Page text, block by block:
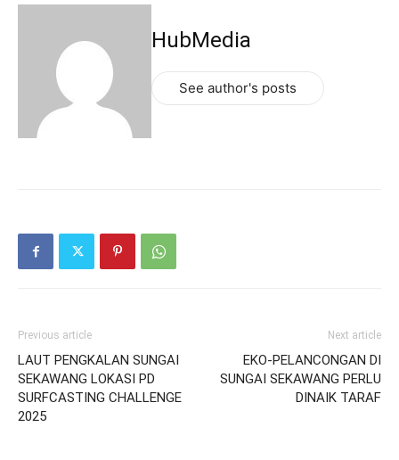
HubMedia
See author's posts
Previous article
LAUT PENGKALAN SUNGAI
SEKAWANG LOKASI PD
SURFCASTING CHALLENGE
2025
Next article
EKO-PELANCONGAN DI
SUNGAI SEKAWANG PERLU
DINAIK TARAF